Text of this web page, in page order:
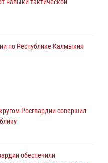
навыки тактической
по Республике Калмыкия
«Поезда Победы» в
встретились с
Росгвардии совершил
обеспечили